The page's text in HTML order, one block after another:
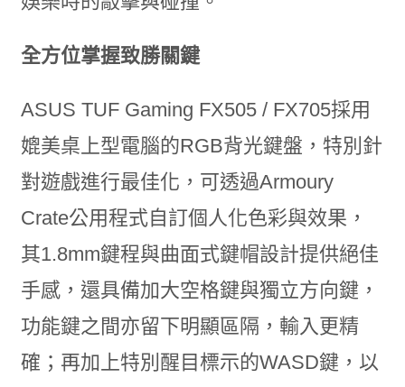
全方位掌握致勝關鍵
ASUS TUF Gaming FX505 / FX705採用
媲美桌上型電腦的RGB背光鍵盤，特別針
對遊戲進行最佳化，可透過Armoury
Crate公用程式自訂個人化色彩與效果，
其1.8mm鍵程與曲面式鍵帽設計提供絕佳
手感，還具備加大空格鍵與獨立方向鍵，
功能鍵之間亦留下明顯區隔，輸入更精
確；再加上特別醒目標示的WASD鍵，以